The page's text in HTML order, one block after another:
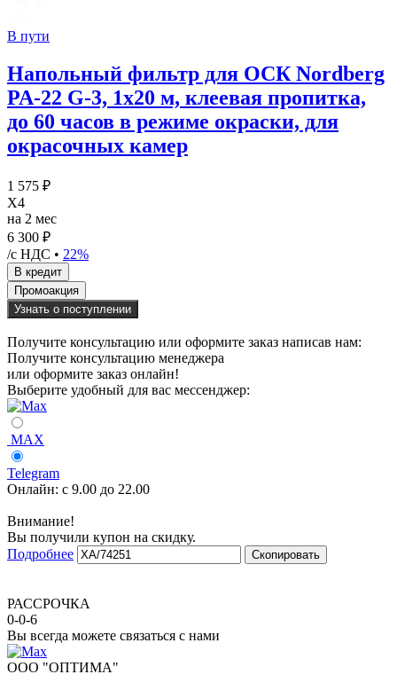
В пути
Напольный фильтр для ОСК Nordberg
PA-22 G-3, 1х20 м, клеевая пропитка,
до 60 часов в режиме окраски, для
окрасочных камер
1 575 ₽
X4
на 2 мес
6 300 ₽
/с НДС • 22%
Узнать о поступлении
Получите консультацию или оформите заказ написав нам:
Получите консультацию менеджера
или оформите заказ онлайн!
Выберите удобный для вас мессенджер:
MAX
Telegram
Онлайн: с 9.00 до 22.00
Внимание!
Вы получили купон на скидку.
Подробнее
Скопировать
РАССРОЧКА
0-0-6
Вы всегда можете связаться с нами
ООО "ОПТИМА"